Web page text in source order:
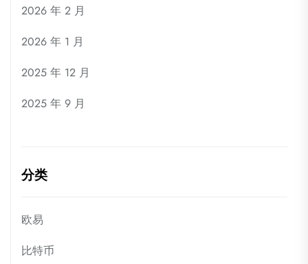
2026 年 2 月
2026 年 1 月
2025 年 12 月
2025 年 9 月
分类
欧易
比特币